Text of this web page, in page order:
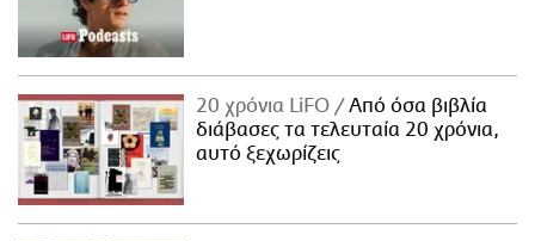
20 χρόνια LiFO
Από όσα βιβλία
διάβασες τα τελευταία 20 χρόνια,
αυτό ξεχωρίζεις